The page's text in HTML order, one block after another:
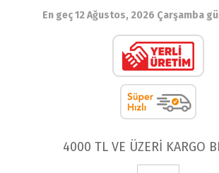
En geç 12 Ağustos, 2026 Çarşamba
4000 TL VE ÜZERİ KARGO